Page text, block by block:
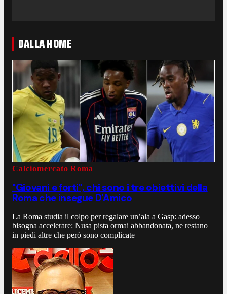
DALLA HOME
Calciomercato Roma
"Giovani e forti", chi sono i tre obiettivi della
Roma che insegue D'Amico
La Roma studia il colpo per regalare un’ala a Gasp: adesso
bisogna accelerare: Nusa pista ormai abbandonata, ne restano
in piedi altre che però sono complicate